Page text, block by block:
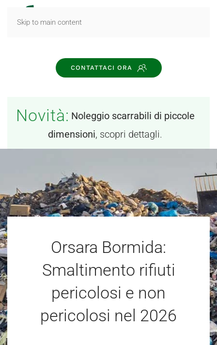
Skip to main content
CONTATTACI ORA
Novità: Noleggio scarrabili di piccole
dimensioni, scopri dettagli.
Orsara Bormida:
Smaltimento rifiuti
pericolosi e non
pericolosi nel 2026